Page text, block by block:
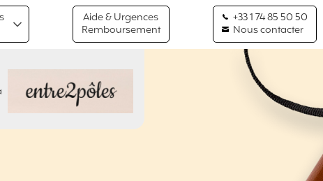
Aide & Urgences
Remboursement
+33 1 74 85 50 50
Nous contacter